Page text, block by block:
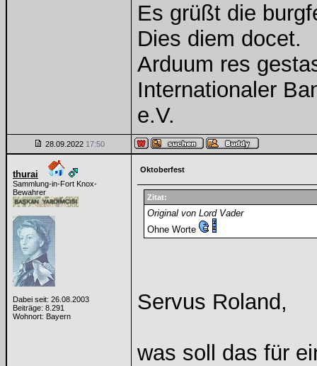
Es grüßt die
Dies diem docet.
Arduum res
Internationaler
e.V.
28.09.2022 17:50
thurai
Sammlung-in-Fort Knox-
Bewahrer
Dabei seit: 26.08.2003
Beiträge: 8.291
Wohnort: Bayern
Oktoberfest
Zitat:
Original von Lord Vader
Ohne Worte
Servus Roland,
was soll das für